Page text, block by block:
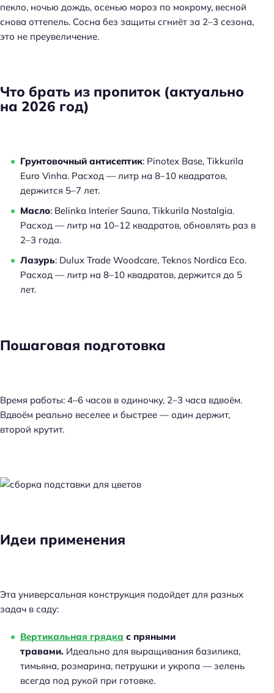
пекло, ночью дождь, осенью мороз по мокрому, весной
снова оттепель. Сосна без защиты сгниёт за 2–3 сезона,
это не преувеличение.
Что брать из пропиток (актуально
на 2026 год)
Грунтовочный антисептик: Pinotex Base, Tikkurila
Euro Vinha. Расход — литр на 8–10 квадратов,
держится 5–7 лет.
Масло: Belinka Interier Sauna, Tikkurila Nostalgia.
Расход — литр на 10–12 квадратов, обновлять раз в
2–3 года.
Лазурь: Dulux Trade Woodcare, Teknos Nordica Eco.
Расход — литр на 8–10 квадратов, держится до 5
лет.
Пошаговая подготовка
Время работы: 4–6 часов в одиночку, 2–3 часа вдвоём.
Вдвоём реально веселее и быстрее — один держит,
второй крутит.
Идеи применения
Эта универсальная конструкция подойдет для разных
задач в саду:
Вертикальная грядка с пряными
травами. Идеально для выращивания базилика,
тимьяна, розмарина, петрушки и укропа — зелень
всегда под рукой при готовке.